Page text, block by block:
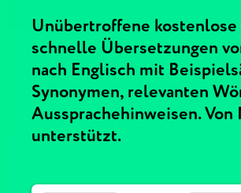
Unübertroffene kostenlose
schnelle Übersetzungen
nach Englisch mit
Synonymen, relevanten
Aussprachehinweisen. Von
unterstützt.